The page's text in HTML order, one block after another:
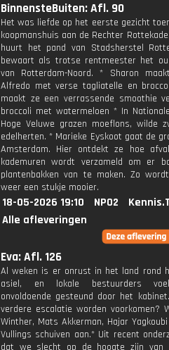
BinnensteBuiten: Afl. 90
Het was liefde op het eerste gezicht
koopmanshuis aan de Rechter
huurt het pand van Stadsherstel
bewaart als trotse rentmeester het
van Rotterdam-Noord. * Sharon
Alfredo met verse tagliatelle en
maakt ze een verrassende smoothie
broccoli met watermeloen * In
Hoge Veluwe grazen moeflons, wilde
edelherten. * Marieke Eyskoot gaat de
Amsterdam. Hier ontdekt ze hoe
kademuren wordt verzameld om er
plantenbakken van te maken. Zo
weer een stukje mooier.
18-05-2026 19:10 NPO2
Alle afleveringen
Eva: Afl. 126
Al weken is er onrust in het land rond
asiel, en lokale bestuurders
onvoldoende gesteund door het
verdere escalatie worden voorkomen?
Winther, Mats Akkerman, Hajar
Vullings schuiven aan.* Uit recent
dat we slecht op de hoogte zijn van